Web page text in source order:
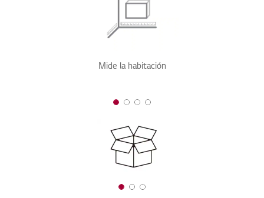
Mide la habitación
1 2 3